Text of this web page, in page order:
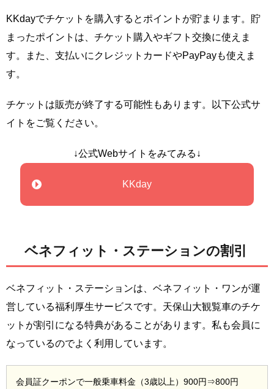
KKdayでチケットを購入するとポイントが貯まります。貯
まったポイントは、チケット購入やギフト交換に使えま
す。また、支払いにクレジットカードやPayPayも使えま
す。
チケットは販売が終了する可能性もあります。以下公式サ
イトをご覧ください。
↓公式Webサイトをみてみる↓
KKday
ベネフィット・ステーションの割引
ベネフィット・ステーションは、ベネフィット・ワンが運
営している福利厚生サービスです。天保山大観覧車のチケ
ットが割引になる特典があることがあります。私も会員に
なっているのでよく利用しています。
会員証クーポンで一般乗車料金（3歳以上）900円⇒800円